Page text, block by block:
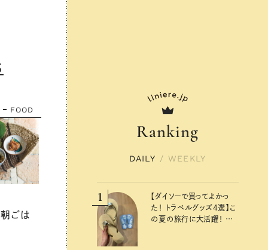
FOOD
ごは
Ranking
DAILY / WEEKLY
1
【ダイソーで買ってよかっ
た！ トラベルグッズ4選】こ
の夏の旅行に大活躍！ か